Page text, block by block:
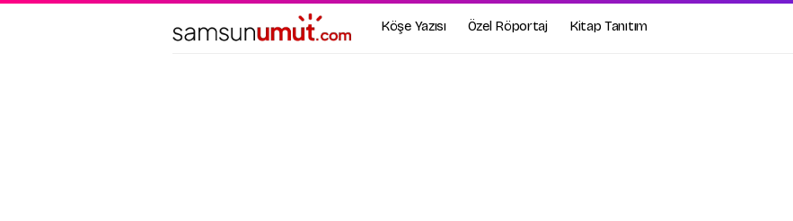
Köşe Yazısı Özel Röportaj Kitap Tanıtım